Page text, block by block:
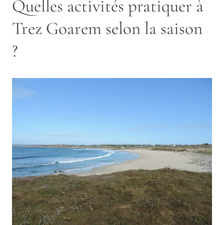
Quelles activités pratiquer à
Trez Goarem selon la saison
?